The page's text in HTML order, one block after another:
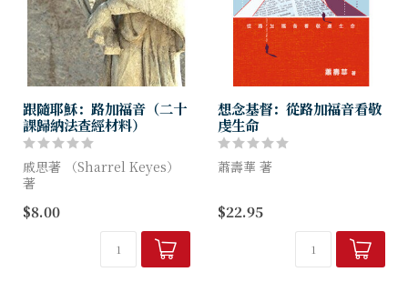
跟隨耶穌：路加福音（二十
課歸納法查經材料）
戚思著 （Sharrel Keyes）
著
做基督徒，就是做一個願意跟
隨耶穌的人。但是跟隨耶穌這
話何解呢？又從何做起？由路
加福音的記載可知，耶穌對於
$8.00
想念基督：從路加福音看敬
虔生命
蕭壽華 著
與實踐並重，對信徒的屬靈生
$22.95